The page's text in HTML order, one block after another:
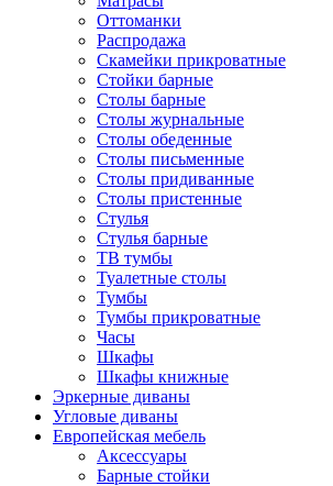
Оттоманки
Распродажа
Скамейки прикроватные
Стойки барные
Столы барные
Столы журнальные
Столы обеденные
Столы письменные
Столы придиванные
Столы пристенные
Стулья
Стулья барные
ТВ тумбы
Туалетные столы
Тумбы
Тумбы прикроватные
Часы
Шкафы
Шкафы книжные
Эркерные диваны
Угловые диваны
Европейская мебель
Аксессуары
Барные стойки